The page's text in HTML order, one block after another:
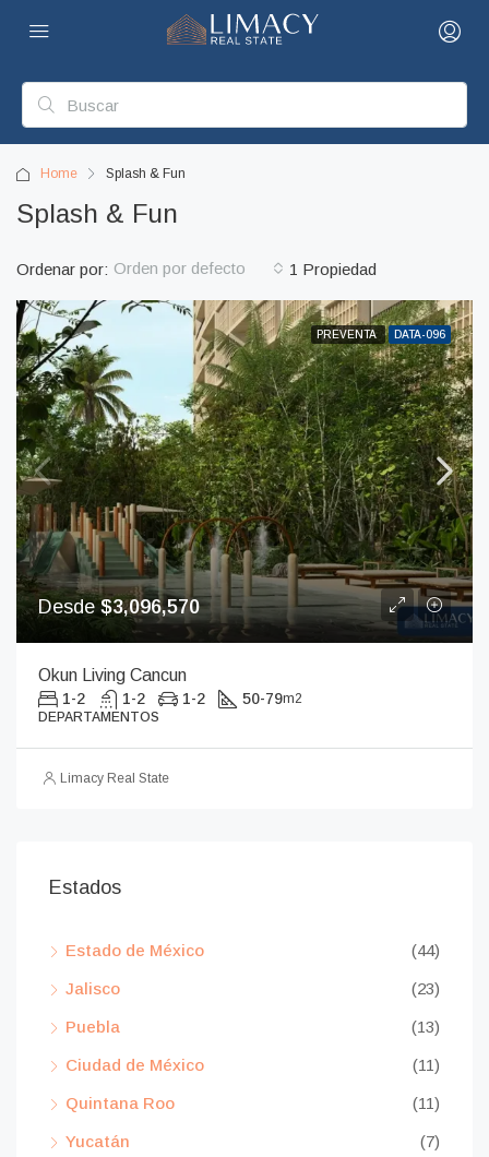
Home Splash & Fun
Splash & Fun
1 Propiedad
Ordenar por: Orden por defecto
PREVENTA DATA-096
Desde$3,096,570
Okun Living Cancun
1-2 1-2 1-2 50-79m2
DEPARTAMENTOS
Limacy Real State
Estados
Estado de México (44)
Jalisco (23)
Puebla (13)
Ciudad de México (11)
Quintana Roo (11)
Yucatán (7)